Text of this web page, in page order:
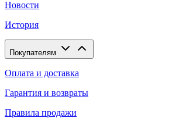
Новости
История
Покупателям
Оплата и доставка
Гарантия и возвраты
Правила продажи